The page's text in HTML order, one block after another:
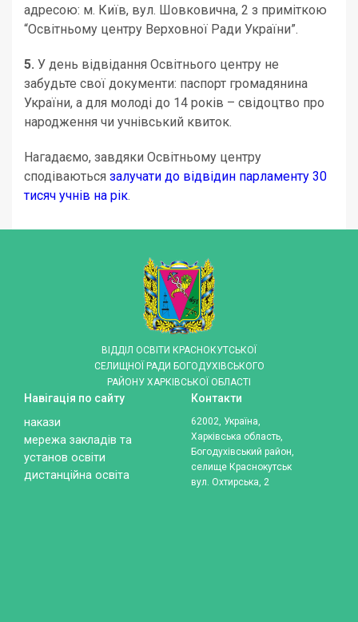
адресою: м. Київ, вул. Шовковична, 2 з приміткою
“Освітньому центру Верховної Ради України”.
5. У день відвідання Освітнього центру не
забудьте свої документи: паспорт громадянина
України, а для молоді до 14 років – свідоцтво про
народження чи учнівський квиток.
Нагадаємо, завдяки Освітньому центру
сподіваються залучати до відвідин парламенту 30
тисяч учнів на рік.
ВІДДІЛ ОСВІТИ КРАСНОКУТСЬКОЇ
СЕЛИЩНОЇ РАДИ БОГОДУХІВСЬКОГО
РАЙОНУ ХАРКІВСЬКОЇ ОБЛАСТІ
Навігація по сайту
накази
мережа закладів та
установ освіти
дистанційна освіта
Контакти
62002, Україна,
Харківська область,
Богодухівський район,
селище Краснокутськ
вул. Охтирська, 2